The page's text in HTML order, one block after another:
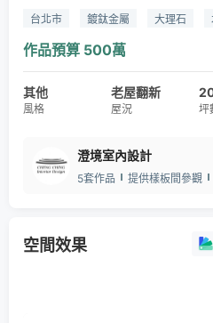
台北市 鍍鈦金屬 大理石
壁紙
繃布
作品預算 500萬
其他
風格
老屋翻新
屋況 坪
澄境室內設計
5套作品
提供樣板間參觀
空間效果